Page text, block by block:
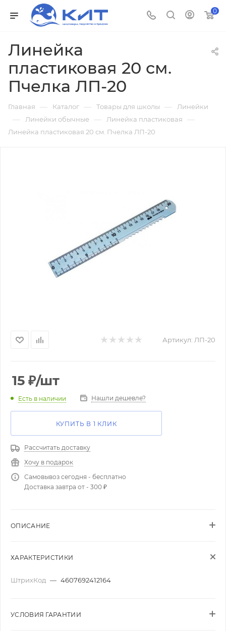
0
Линейка
пластиковая 20 см.
Пчелка ЛП-20
Главная — Каталог — Товары для школы — Линейки
— Линейки обычные — Линейка пластиковая —
Линейка пластиковая 20 см. Пчелка ЛП-20
Артикул: ЛП-20
15 ₽/шт
Есть в наличии Нашли дешевле?
КУПИТЬ В 1 КЛИК
Рассчитать доставку
Хочу в подарок
Самовывоз сегодня - бесплатно
Доставка завтра от - 300 ₽
ОПИСАНИЕ
ХАРАКТЕРИСТИКИ
ШтрихКод — 4607692412164
УСЛОВИЯ ГАРАНТИИ